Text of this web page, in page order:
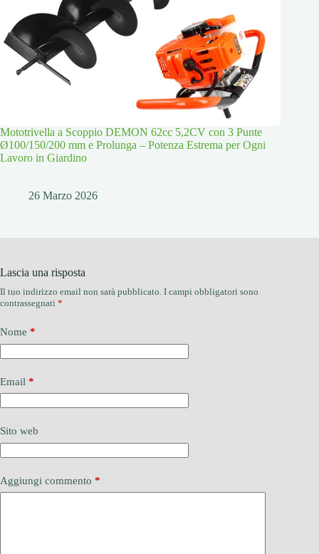
Mototrivella a Scoppio DEMON 62cc 5,2CV con 3 Punte
Ø100/150/200 mm e Prolunga – Potenza Estrema per Ogni
Lavoro in Giardino
26 Marzo 2026
Lascia una risposta
Il tuo indirizzo email non sarà pubblicato. I campi obbligatori sono
contrassegnati *
Nome *
Email *
Sito web
Aggiungi commento *